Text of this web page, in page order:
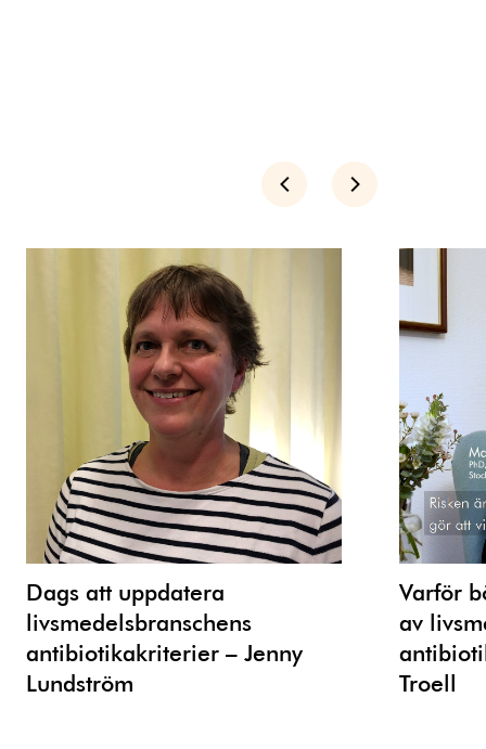
Dags att uppdatera
livsmedelsbranschens
antibiotikakriterier – Jenny
Lundström
Varför
av
Troell